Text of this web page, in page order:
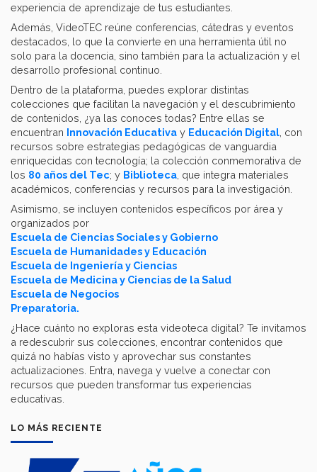
experiencia de aprendizaje de tus estudiantes.
Además, VideoTEC reúne conferencias, cátedras y eventos
destacados, lo que la convierte en una herramienta útil no
solo para la docencia, sino también para la actualización y el
desarrollo profesional continuo.
Dentro de la plataforma, puedes explorar distintas
colecciones que facilitan la navegación y el descubrimiento
de contenidos, ¿ya las conoces todas? Entre ellas se
encuentran Innovación Educativa y Educación Digital , con
recursos sobre estrategias pedagógicas de vanguardia
enriquecidas con tecnología; la colección conmemorativa de
los 80 años del Tec; y Biblioteca , que integra materiales
académicos, conferencias y recursos para la investigación.
Asimismo, se incluyen contenidos específicos por área y
organizados por
Escuela de Ciencias Sociales y Gobierno
Escuela de Humanidades y Educación
Escuela de Ingeniería y Ciencias
Escuela de Medicina y Ciencias de la Salud
Escuela de Negocios
Preparatoria.
¿Hace cuánto no exploras esta videoteca digital? Te invitamos
a redescubrir sus colecciones, encontrar contenidos que
quizá no habías visto y aprovechar sus constantes
actualizaciones. Entra, navega y vuelve a conectar con
recursos que pueden transformar tus experiencias
educativas.
LO MÁS RECIENTE